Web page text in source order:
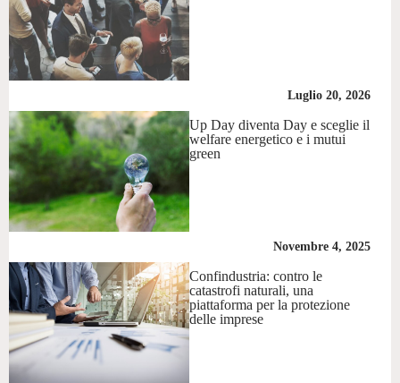
Luglio 20, 2026
Up Day diventa Day e sceglie il
welfare energetico e i mutui
green
Novembre 4, 2025
Confindustria: contro le
catastrofi naturali, una
piattaforma per la protezione
delle imprese